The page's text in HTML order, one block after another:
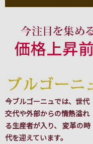
今ブルゴーニュでは、世代
交代や外部からの情熱溢れ
る生産者が入り、 変革の時
代を迎えています。